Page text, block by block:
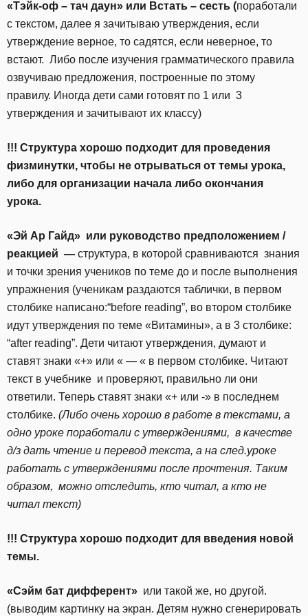
«Тэйк-оф – тач даун» или Встать – сесть (поработали
с текстом, далее я зачитываю утверждения, если
утверждение верное, то садятся, если неверное, то
встают. Либо после изучения грамматического правила
озвучиваю предложения, построенные по этому
правилу. Иногда дети сами готовят по 1 или 3
утверждения и зачитывают их классу)
!!! Структура хорошо подходит для проведения
физминутки, чтобы не отрываться от темы урока,
либо для организации начала либо окончания
урока.
«Эй Ар Гайд» или руководство предположением /
реакцией — структура, в которой сравниваются знания
и точки зрения учеников по теме до и после выполнения
упражнения (ученикам раздаются таблички, в первом
столбике написано:“before reading”, во втором столбике
идут утверждения по теме «Витамины», а в 3 столбике:
“after reading”. Дети читают утверждения, думают и
ставят знаки «+» или « — « в первом столбике. Читают
текст в учебнике и проверяют, правильно ли они
ответили. Теперь ставят знаки «+ или -» в последнем
столбике. (Либо очень хорошо в работе в текстами, а
одно уроке поработали с утверждениями, в качестве
д/з дать чтение и перевод текста, а на след.уроке
работать с утверждениями после прочтения. Таким
образом, можно отследить, кто читал, а кто не
читал текст)
!!! Структура хорошо подходит для введения новой
темы.
«Сэйм бат дифферент» или такой же, но другой.
(выводим картинку на экран. Детям нужно сгенерировать